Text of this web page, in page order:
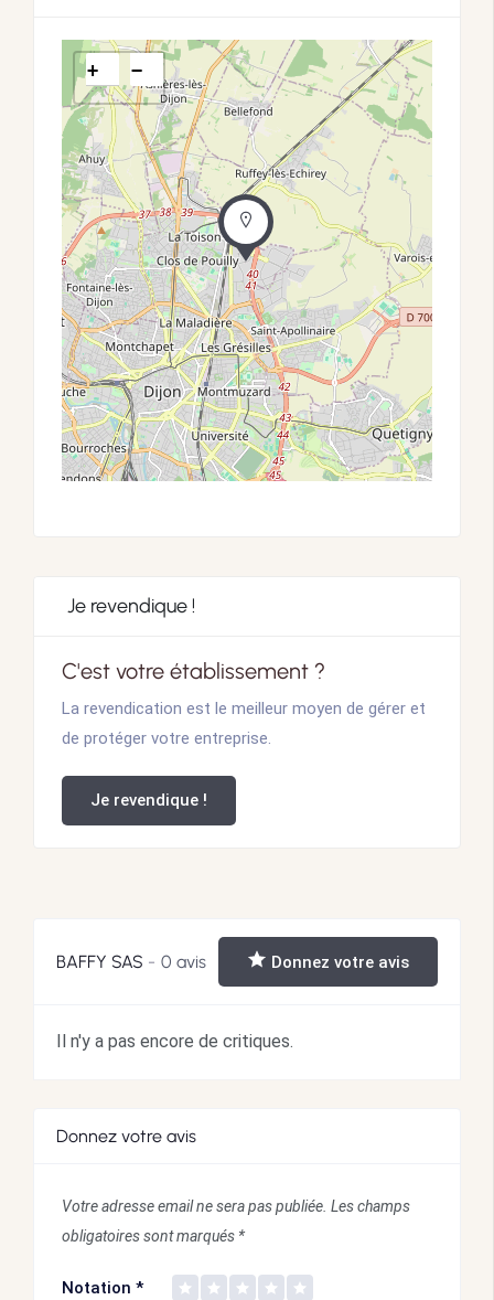
+ −
Je revendique !
C'est votre établissement ?
La revendication est le meilleur moyen de gérer et
de protéger votre entreprise.
Je revendique !
BAFFY SAS 0 avis Donnez votre avis
Il n'y a pas encore de critiques.
Donnez votre avis
Votre adresse email ne sera pas publiée. Les champs
obligatoires sont marqués *
Notation *